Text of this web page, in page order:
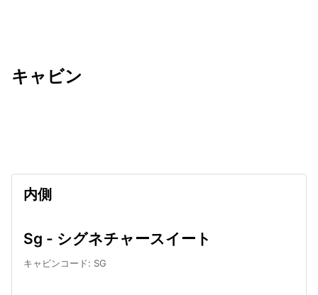
キャビン
内側
Sg - シグネチャースイート
キャビンコード: SG